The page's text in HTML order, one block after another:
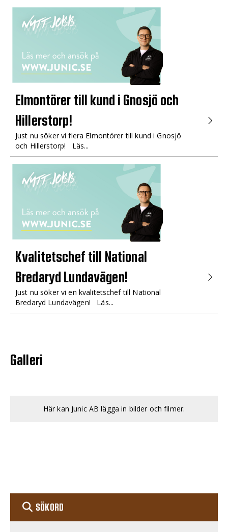
Elmontörer till kund i Gnosjö och
Hillerstorp!
Just nu söker vi flera Elmontörer till kund i Gnosjö
och Hillerstorp! Läs...
Kvalitetschef till National
Bredaryd Lundavägen!
Just nu söker vi en kvalitetschef till National
Bredaryd Lundavägen! Läs...
Galleri
Här kan Junic AB lägga in bilder och filmer.
SÖKORD